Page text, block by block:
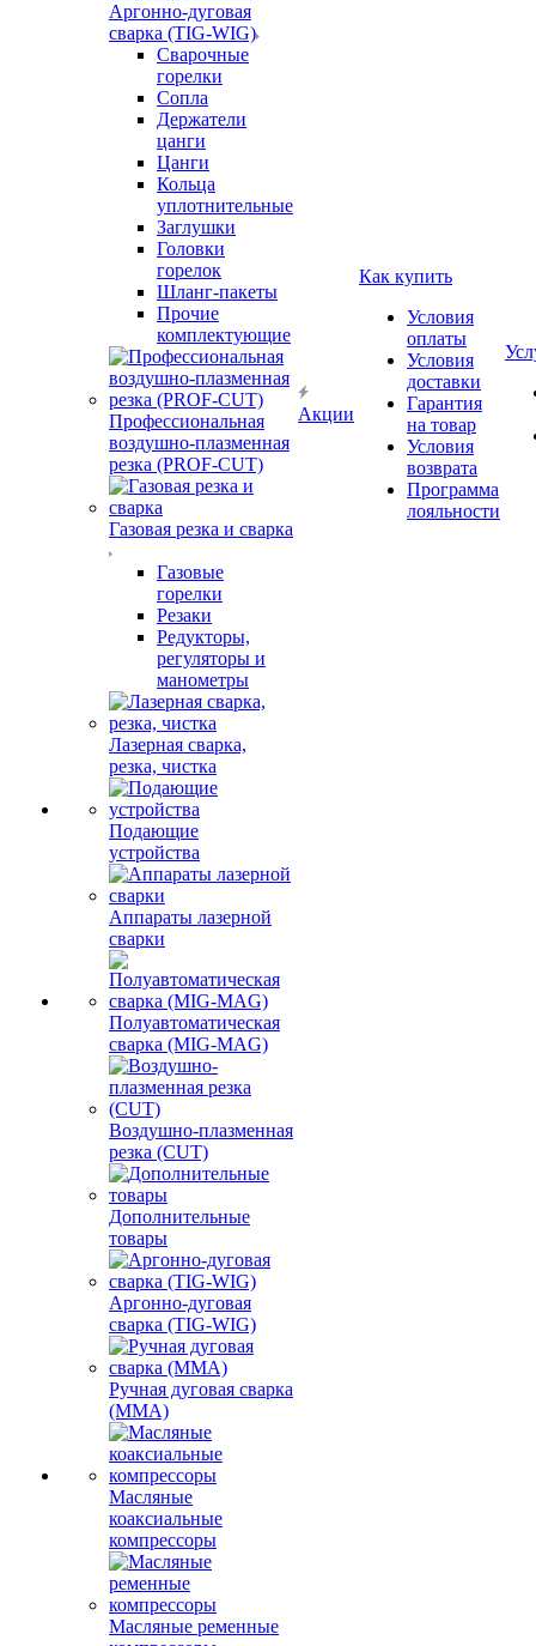
Аргонно-дуговая
сварка (TIG-WIG)
Сварочные
горелки
Сопла
Держатели
цанги
Цанги
Кольца
уплотнительные
Заглушки
Головки
горелок
Шланг-пакеты
Прочие
комплектующие
Профессиональная
воздушно-плазменная
резка (PROF-CUT)
Газовая резка и сварка
Газовые
горелки
Резаки
Редукторы,
регуляторы и
манометры
Лазерная сварка,
резка, чистка
Подающие
устройства
Аппараты лазерной
сварки
Полуавтоматическая
сварка (MIG-MAG)
Воздушно-плазменная
резка (CUT)
Дополнительные
товары
Аргонно-дуговая
сварка (TIG-WIG)
Ручная дуговая сварка
(MMA)
Масляные
коаксиальные
компрессоры
Масляные ременные
Акции
Как купить
Условия
оплаты
Условия
доставки
Гарантия
на товар
Условия
возврата
Программа
лояльности